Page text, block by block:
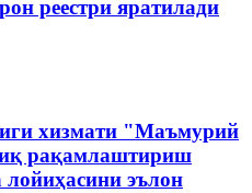
реестри яратилади
хизмати "Маъмурий
рақамлаштириш
эълон